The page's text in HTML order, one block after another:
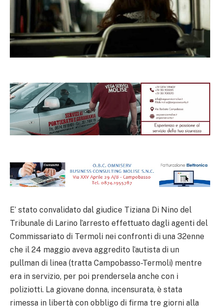
E’ stato convalidato dal giudice Tiziana Di Nino del
Tribunale di Larino l’arresto effettuato dagli agenti del
Commissariato di Termoli nei confronti di una 32enne
che il 24 maggio aveva aggredito l’autista di un
pullman di linea (tratta Campobasso-Termoli) mentre
era in servizio, per poi prendersela anche con i
poliziotti. La giovane donna, incensurata, è stata
rimessa in libertà con obbligo di firma tre giorni alla